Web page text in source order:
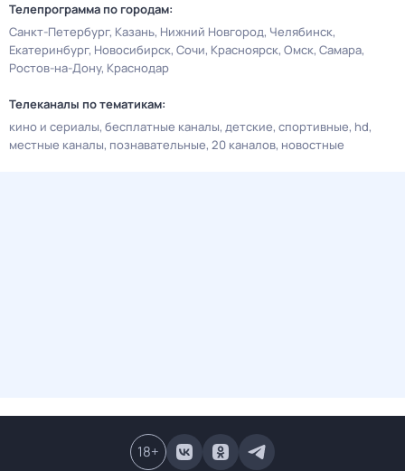
Телепрограмма по городам:
Санкт-Петербург Казань Нижний Новгород Челябинск
Екатеринбург Новосибирск Сочи Красноярск Омск Самара
Ростов-на-Дону Краснодар
Телеканалы по тематикам:
кино и сериалы бесплатные каналы детские спортивные hd
местные каналы познавательные 20 каналов новостные
18+